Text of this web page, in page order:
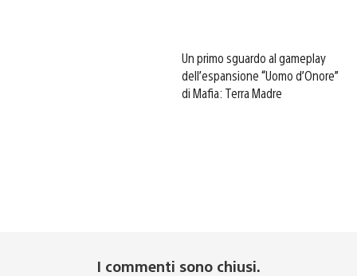
Un primo sguardo al gameplay
dell’espansione “Uomo d’Onore”
di Mafia: Terra Madre
I commenti sono chiusi.